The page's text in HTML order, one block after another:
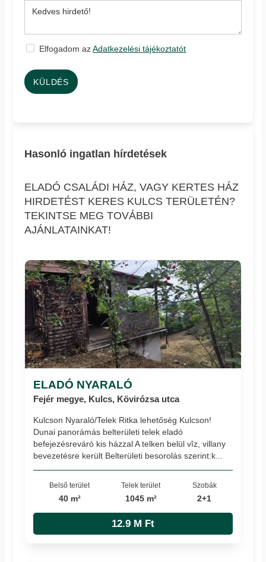
Elfogadom azAdatkezelési tájékoztatót
KÜLDÉS
Hasonló ingatlan hírdetések
ELADÓ CSALÁDI HÁZ, VAGY KERTES HÁZ
HIRDETÉST KERES KULCS TERÜLETÉN?
TEKINTSE MEG TOVÁBBI
AJÁNLATAINKAT!
ELADÓ NYARALÓ
Fejér megye, Kulcs, Kövirózsa utca
Kulcson Nyaraló/Telek Ritka lehetőség Kulcson!
Dunai panorámás belterületi telek eladó
befejezésreváró kis házzal A telken belül vîz, villany
bevezetésre került Belterületi besorolás szerint:k...
Belső terület
40 m²
Telek terület
1045 m²
Szobák
2+1
12.9 M Ft